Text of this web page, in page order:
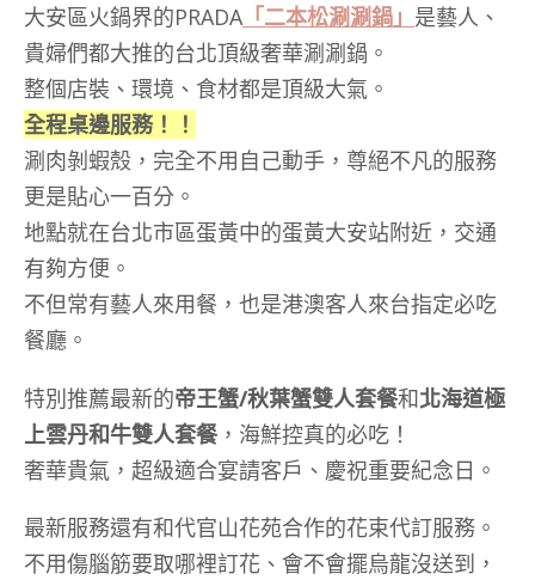
大安區火鍋界的PRADA「二本松涮涮鍋」 是藝人、
貴婦們都大推的台北頂級奢華涮涮鍋。
整個店裝、環境、食材都是頂級大氣。
全程桌邊服務！！
涮肉剝蝦殼，完全不用自己動手，尊絕不凡的服務
更是貼心一百分。
地點就在台北市區蛋黃中的蛋黃大安站附近，交通
有夠方便。
不但常有藝人來用餐，也是港澳客人來台指定必吃
餐廳。
特別推薦最新的帝王蟹/秋葉蟹雙人套餐和北海道極
上雲丹和牛雙人套餐，海鮮控真的必吃！
奢華貴氣，超級適合宴請客戶、慶祝重要紀念日。
最新服務還有和代官山花苑合作的花束代訂服務。
不用傷腦筋要取哪裡訂花、會不會擺烏龍沒送到，